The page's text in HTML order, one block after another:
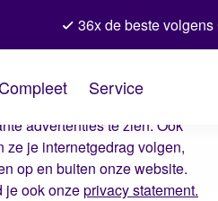
ervoor dat je ervaring op de
advertenties te zien. Ook
je internetgedrag volgen,
op en buiten onze website.
je ook onzeprivacy statement.
36x de beste
Service
Start een topic